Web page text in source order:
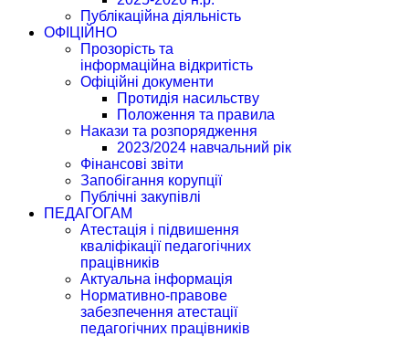
Публікаційна діяльність
ОФІЦІЙНО
Прозорість та
інформаційна відкритість
Офіційні документи
Протидія насильству
Положення та правила
Накази та розпорядження
2023/2024 навчальний рік
Фінансові звіти
Запобігання корупції
Публічні закупівлі
ПЕДАГОГАМ
Атестація і підвишення
кваліфікації педагогічних
працівників
Актуальна інформація
Нормативно-правове
забезпечення атестації
педагогічних працівників